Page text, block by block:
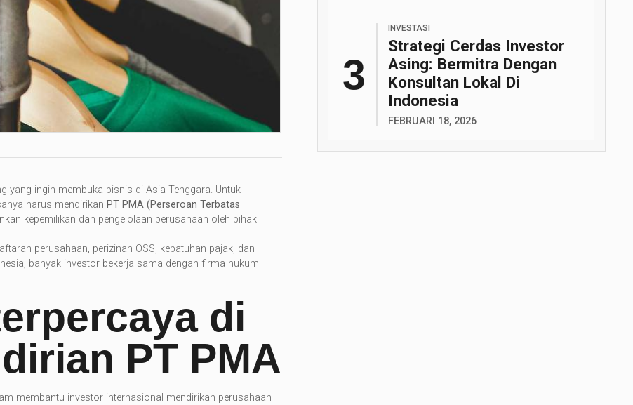
yang ingin membuka bisnis di Asia Tenggara. Untuk
harus mendirikan PT PMA (Perseroan Terbatas
kepemilikan dan pengelolaan perusahaan oleh pihak
perusahaan, perizinan OSS, kepatuhan pajak, dan
banyak investor bekerja sama dengan firma hukum
di
PT PMA
membantu investor internasional mendirikan perusahaan
INVESTASI
Strategi Cerdas Investor
Asing: Bermitra Dengan
Konsultan Lokal Di
Indonesia
FEBRUARI 18, 2026